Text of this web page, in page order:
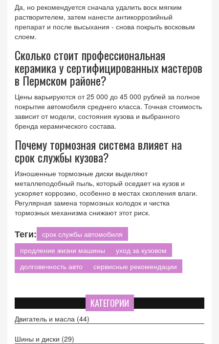
Да, но рекомендуется сначала удалить воск мягким
растворителем, затем нанести антикоррозийный
препарат и после высыхания - снова покрыть восковым
слоем.
Сколько стоит профессиональная
керамика у сертифицированных мастеров
в Пермском районе?
Цены варьируются от 25 000 до 45 000 рублей за полное
покрытие автомобиля среднего класса. Точная стоимость
зависит от модели, состояния кузова и выбранного
бренда керамического состава.
Почему тормозная система влияет на
срок службы кузова?
Изношенные тормозные диски выделяют
металлеподобный пыль, который оседает на кузов и
ускоряет коррозию, особенно в местах скопления влаги.
Регулярная замена тормозных колодок и чистка
тормозных механизма снижают этот риск.
Теги: срок службы автомобиля
продление жизни машины
уход за кузовом
долговечность авто
сервисные рекомендации
КАТЕГОРИИ
Двигатель и масла (44)
Шины и диски (29)